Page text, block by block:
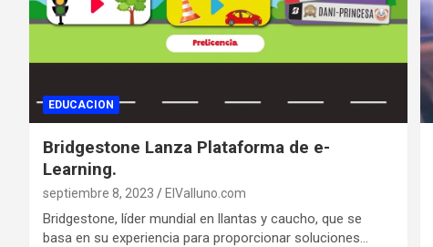
EDUCACION
Bridgestone Lanza Plataforma de e-
Learning.
septiembre 8, 2023 ElValluno.com
Bridgestone, líder mundial en llantas y caucho, que se
basa en su experiencia para proporcionar soluciones…